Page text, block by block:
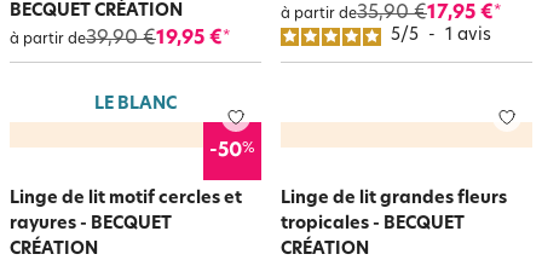
BECQUET CRÉATION
à partir de39,90 €19,95 €*
à partir de35,90 €17,95 €*
5/5 - 1 avis
LE BLANC
-50%
Linge de lit motif cercles et
rayures - BECQUET
CRÉATION
Linge de lit grandes fleurs
tropicales - BECQUET
CRÉATION